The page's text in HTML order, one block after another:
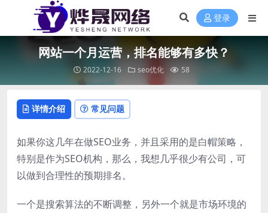
登录
网站一个月运营，排名能够有多快？
2022-12-16 seo优化 58
详情介绍 常见问题
如果你这几年在做SEO业务，并且采用的是白帽策略，
特别是作为SEO机构，那么，我想几乎很少有公司，可
以做到合理性的预期排名。
一个是搜索算法的不断调整，另外一个就是市场环境的